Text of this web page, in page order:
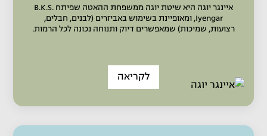
איינגר יוגה היא שיטת יוגה ממשפחת ההאטה שפיתח B.K.S.
Iyengar, ומאופיינת בשימוש באביזרים (לבנים, חבלים,
רצועות, שמיכות) שמאפשרים דיוק ותנוחה נכונה לכל הרמות.
לקריאה